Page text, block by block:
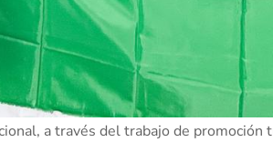
a través del trabajo de